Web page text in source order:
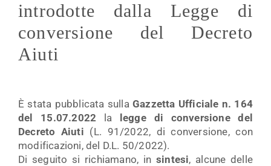
introdotte dalla Legge di
conversione del Decreto
Aiuti
È stata pubblicata sulla Gazzetta Ufficiale n. 164
del 15.07.2022 la legge di conversione del
Decreto Aiuti (L. 91/2022, di conversione, con
modificazioni, del D.L. 50/2022).
Di seguito si richiamano, in sintesi, alcune delle